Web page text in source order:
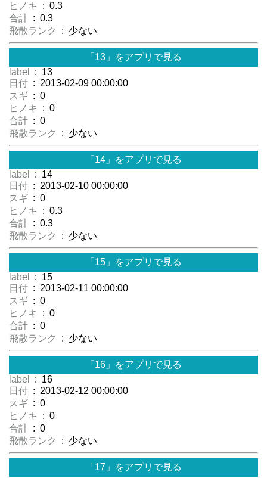
ヒノキ
: 0.3
合計 : 0.3
飛散ランク
: 少ない
「13」をアプリで見る
label
: 13
日付 : 2013-02-09 00:00:00
スギ : 0
ヒノキ
: 0
合計 : 0
飛散ランク
: 少ない
「14」をアプリで見る
label
: 14
日付 : 2013-02-10 00:00:00
スギ : 0
ヒノキ
: 0.3
合計 : 0.3
飛散ランク
: 少ない
「15」をアプリで見る
label
: 15
日付 : 2013-02-11 00:00:00
スギ : 0
ヒノキ
: 0
合計 : 0
飛散ランク
: 少ない
「16」をアプリで見る
label
: 16
日付 : 2013-02-12 00:00:00
スギ : 0
ヒノキ
: 0
合計 : 0
飛散ランク
: 少ない
「17」をアプリで見る